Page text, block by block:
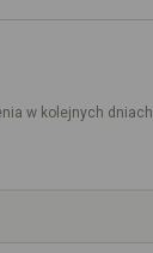
w kolejnych dniach